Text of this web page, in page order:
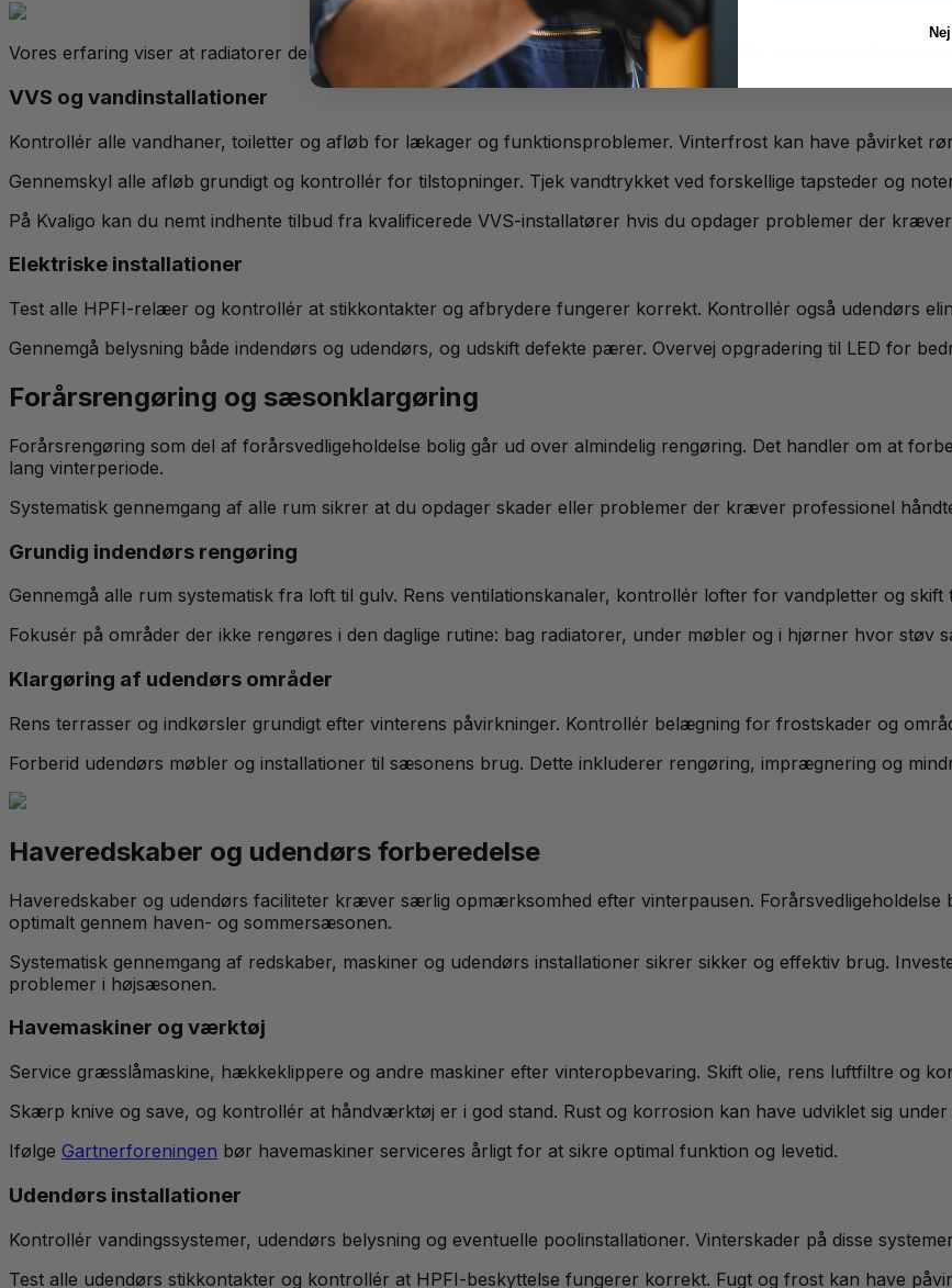
Vores erfaring viser at radiatorer der ikke er blevet renset i over to år, kan have op til 20% reduceret
VVS og vandinstallationer
Kontrollér alle vandhaner, toiletter og afløb for lækager og funktionsproblemer. Vinterfrost kan have påvirket
Gennemskyl alle afløb grundigt og kontrollér for tilstopninger. Tjek vandtrykket ved forskellige tapsteder og
På Kvaligo kan du nemt indhente tilbud fra kvalificerede VVS-installatører hvis du opdager problemer der
Elektriske installationer
Test alle HPFI-relæer og kontrollér at stikkontakter og afbrydere fungerer korrekt. Kontrollér også udendørs
Gennemgå belysning både indendørs og udendørs, og udskift defekte pærer. Overvej opgradering til LED for
Forårsrengøring og sæsonklargøring
Forårsrengøring som del af forårsvedligeholdelse bolig går ud over almindelig rengøring. Det handler om at
lang vinterperiode.
Systematisk gennemgang af alle rum sikrer at du opdager skader eller problemer der kræver professionel
Grundig indendørs rengøring
Gennemgå alle rum systematisk fra loft til gulv. Rens ventilationskanaler, kontrollér lofter for vandpletter og
Fokusér på områder der ikke rengøres i den daglige rutine: bag radiatorer, under møbler og i hjørner hvor støv
Klargøring af udendørs områder
Rens terrasser og indkørsler grundigt efter vinterens påvirkninger. Kontrollér belægning for frostskader og
Forberid udendørs møbler og installationer til sæsonens brug. Dette inkluderer rengøring, imprægnering og
Haveredskaber og udendørs forberedelse
Haveredskaber og udendørs faciliteter kræver særlig opmærksomhed efter vinterpausen.
optimalt gennem haven- og sommersæsonen.
Systematisk gennemgang af redskaber, maskiner og udendørs installationer sikrer sikker og effektiv brug.
problemer i højsæsonen.
Havemaskiner og værktøj
Service græsslåmaskine, hækkeklippere og andre maskiner efter vinteropbevaring. Skift olie, rens luftfiltre og
Skærp knive og save, og kontrollér at håndværktøj er i god stand. Rust og korrosion kan have udviklet sig under
Ifølge Gartnerforeningen bør havemaskiner serviceres årligt for at sikre optimal funktion og levetid.
Udendørs installationer
Kontrollér vandingssystemer, udendørs belysning og eventuelle poolinstallationer. Vinterskader på disse
Test alle udendørs stikkontakter og kontrollér at HPFI-beskyttelse fungerer korrekt. Fugt og frost kan have